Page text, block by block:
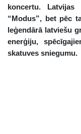
koncertu.
“Modus”, bet pēc
leģendārā latviešu
enerģiju,
skatuves sniegumu.